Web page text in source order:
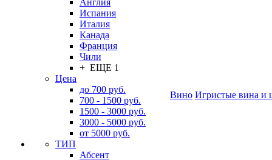
Англия
Испания
Италия
Канада
Франция
Чили
+ ЕЩЕ 1
Цена
до 700 руб.
700 - 1500 руб.
1500 - 3000 руб.
3000 - 5000 руб.
от 5000 руб.
ТИП
Абсент
Вино Игристые вина и